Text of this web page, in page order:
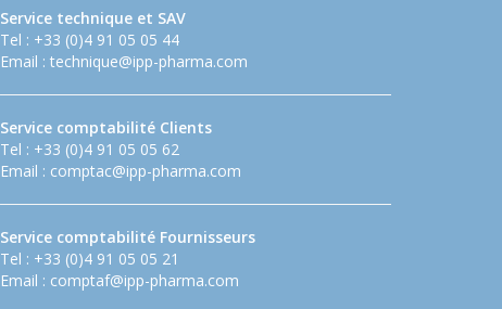
Service technique et SAV
Tel : +33 (0)4 91 05 05 44
Email : technique@ipp-pharma.com
Service comptabilité Clients
Tel : +33 (0)4 91 05 05 62
Email : comptac@ipp-pharma.com
Service comptabilité Fournisseurs
Tel : +33 (0)4 91 05 05 21
Email : comptaf@ipp-pharma.com